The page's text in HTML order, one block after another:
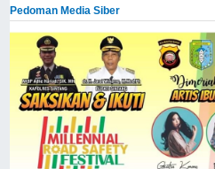
Pedoman Media Siber